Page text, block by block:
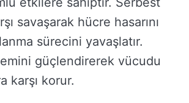
savaşarak hücre hasarını
sürecini yavaşlatır.
güçlendirerek vücudu
karşı korur.